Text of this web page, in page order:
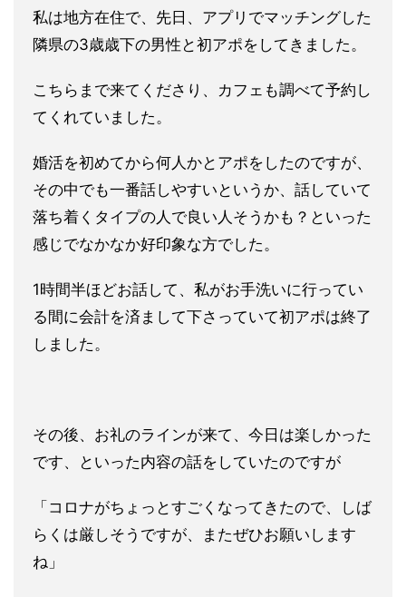
私は地方在住で、先日、アプリでマッチングした
隣県の3歳歳下の男性と初アポをしてきました。
こちらまで来てくださり、カフェも調べて予約し
てくれていました。
婚活を初めてから何人かとアポをしたのですが、
その中でも一番話しやすいというか、話していて
落ち着くタイプの人で良い人そうかも？といった
感じでなかなか好印象な方でした。
1時間半ほどお話して、私がお手洗いに行ってい
る間に会計を済ま して下さっていて初アポは終了
しました。
その後、お礼のラインが来て、今日は楽しかった
です、といった内容の話をしていたのですが
「コロナがちょっとすごくなってきたので、しば
らくは厳しそうですが、またぜひお願いします
ね」